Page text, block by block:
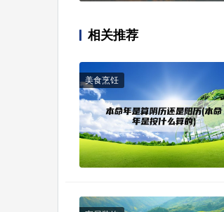
相关推荐
美食烹饪